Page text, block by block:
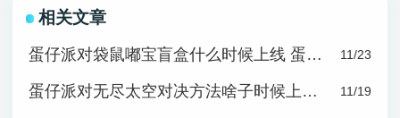
相关文章
蛋仔派对袋鼠嘟宝盲盒什么时候上线 蛋仔派对袋鼠嘟宝盲盒活动介绍 11/23
蛋仔派对无尽太空对决方法啥子时候上线 蛋仔派对无尽太空对决方法上线时间 11/19